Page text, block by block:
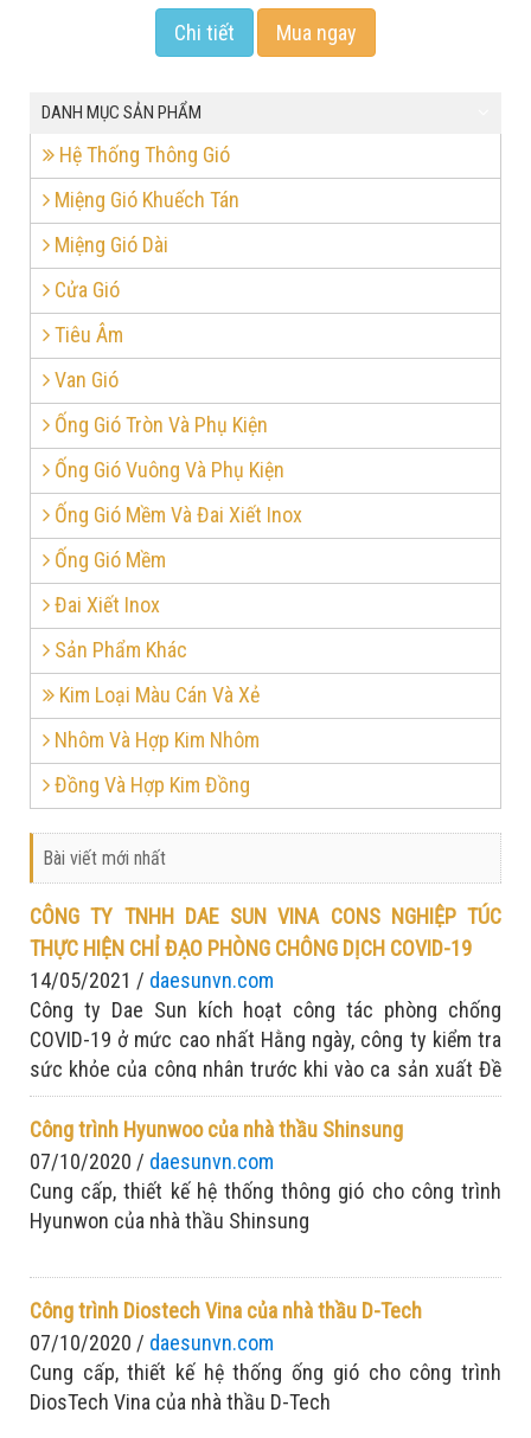
Chi tiết Mua ngay
DANH MỤC SẢN PHẨM
Hệ Thống Thông Gió
Miệng Gió Khuếch Tán
Miệng Gió Dài
Cửa Gió
Tiêu Âm
Van Gió
Ống Gió Tròn Và Phụ Kiện
Ống Gió Vuông Và Phụ Kiện
Ống Gió Mềm Và Đai Xiết Inox
Ống Gió Mềm
Đai Xiết Inox
Sản Phẩm Khác
Kim Loại Màu Cán Và Xẻ
Nhôm Và Hợp Kim Nhôm
Đồng Và Hợp Kim Đồng
Bài viết mới nhất
CÔNG TY TNHH DAE SUN VINA CONS NGHIỆP TÚC
THỰC HIỆN CHỈ ĐẠO PHÒNG CHÔNG DỊCH COVID-19
14/05/2021 / daesunvn.com
Công ty Dae Sun kích hoạt công tác phòng chống
COVID-19 ở mức cao nhất Hằng ngày, công ty kiểm tra
sức khỏe của công nhân trước khi vào ca sản xuất Đề
cao tinh thần: Chống dịch nghiêm túc - sản xuất tập
trung
Công trình Hyunwoo của nhà thầu Shinsung
07/10/2020 / daesunvn.com
Cung cấp, thiết kế hệ thống thông gió cho công trình
Hyunwon của nhà thầu Shinsung
Công trình Diostech Vina của nhà thầu D-Tech
07/10/2020 / daesunvn.com
Cung cấp, thiết kế hệ thống ống gió cho công trình
DiosTech Vina của nhà thầu D-Tech